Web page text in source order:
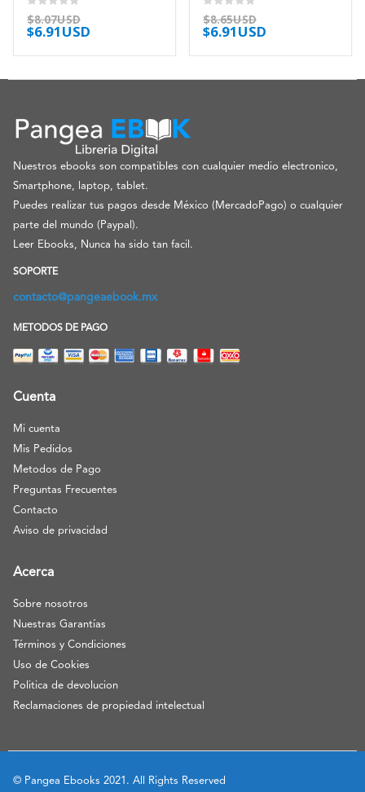
0out of 5
$8.07USD
$6.91USD
0out of 5
$8.65USD
$6.91USD
Nuestros ebooks son compatibles con cualquier medio electronico,
Smartphone, laptop, tablet.
Puedes realizar tus pagos desde México (MercadoPago) o cualquier
parte del mundo (Paypal).
Leer Ebooks, Nunca ha sido tan facil.
SOPORTE
contacto@pangeaebook.mx
METODOS DE PAGO
Cuenta
Mi cuenta
Mis Pedidos
Metodos de Pago
Preguntas Frecuentes
Contacto
Aviso de privacidad
Acerca
Sobre nosotros
Nuestras Garantías
Términos y Condiciones
Uso de Cookies
Politica de devolucion
Reclamaciones de propiedad intelectual
© Pangea Ebooks 2021. All Rights Reserved